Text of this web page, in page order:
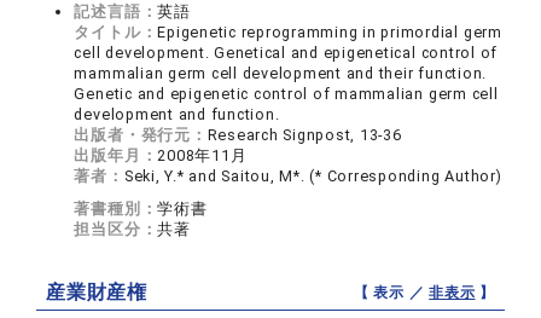
記述言語：英語
タイトル：Epigenetic reprogramming in primordial germ
cell development. Genetical and epigenetical control of
mammalian germ cell development and their function.
Genetic and epigenetic control of mammalian germ cell
development and function.
出版者・発行元： Research Signpost, 13-36
出版年月： 2008年11月
著者： Seki, Y.* and Saitou, M*. (* Corresponding Author)
著書種別：学術書
担当区分：共著
産業財産権 【 表示 ／非表示 】